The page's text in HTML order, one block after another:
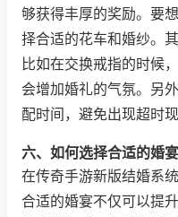
够获得丰厚的奖励。要
择合适的花车和婚纱。
比如在交换戒指的时候
会增加婚礼的气氛。另
配时间，避免出现超时现
六、如何选择合适的婚宴
在传奇手游新版结婚系
合适的婚宴不仅可以提